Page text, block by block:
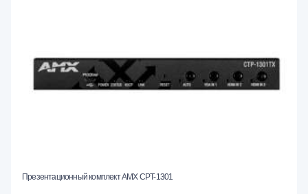
Презентационный комплект AMX CPT-1301